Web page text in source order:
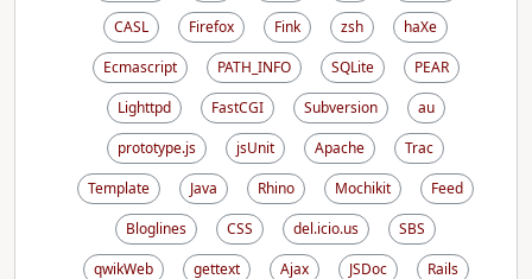
CASL
Firefox Fink zsh
haXe
Ecmascript
PATH_INFO SQLite
PEAR
Lighttpd
FastCGI Subversion
au
prototype.js
jsUnit Apache
Trac
Template
Java Rhino Mochikit
Feed
Bloglines
CSS del.icio.us
SBS
qwikWeb
gettext Ajax JSDoc
Rails